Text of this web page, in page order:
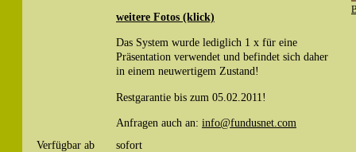
weitere Fotos (klick)
Das System wurde lediglich 1 x für eine
Präsentation verwendet und befindet sich daher
in einem neuwertigem Zustand!
Restgarantie bis zum 05.02.2011!
Anfragen auch an: info@fundusnet.com
Verfügbar ab
sofort